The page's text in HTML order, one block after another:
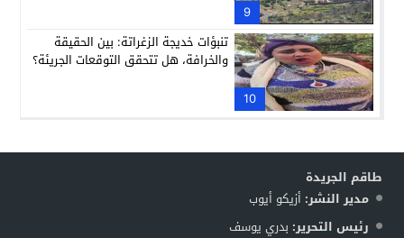
9
10
تنبؤات خديجة الزغراتة: بين الحقيقة
والخرافة، هل تتحقق التوقعات الجريئة؟
طاقم الجريدة
مدير النشر: أزيكو أيوب
رئيس التحرير: بدري يوسف